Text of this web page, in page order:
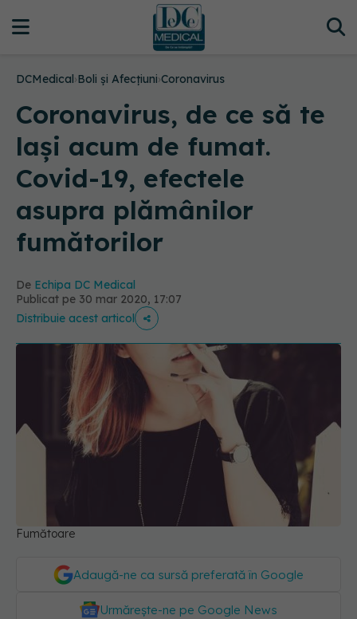
DCMedical›Boli și Afecțiuni›Coronavirus
Coronavirus, de ce să te
lași acum de fumat.
Covid-19, efectele
asupra plămânilor
fumătorilor
De Echipa DC Medical
Publicat pe 30 mar 2020, 17:07
Distribuie acest articol
Fumătoare
Adaugă-ne ca sursă preferată în Google
Urmărește-ne pe Google News